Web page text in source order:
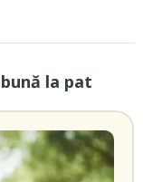
la pat